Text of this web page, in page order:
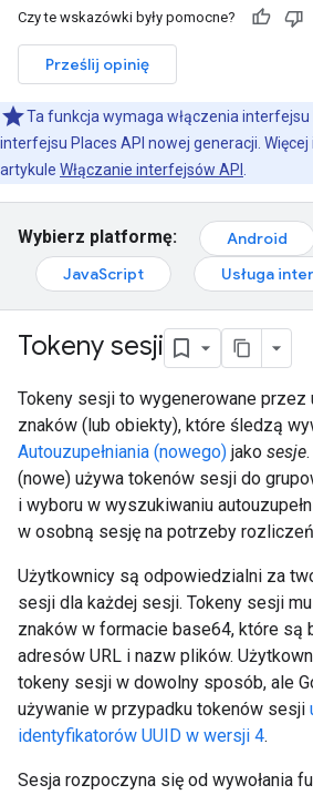
Czy te wskazówki były pomocne?
Prześlij opinię
Ta funkcja wymaga włączenia
interfejsu Places API nowej generacji.
artykule Włączanie interfejsów API
Wybierz platformę: Android
JavaScript
Usługa
Tokeny sesji
Tokeny sesji to wygenerowane przez
znaków (lub obiekty), które śledzą
Autouzupełniania (nowego) jako sesje
(nowe) używa tokenów sesji do
i wyboru w wyszukiwaniu
w osobną sesję na potrzeby
Użytkownicy są odpowiedzialni za
sesji dla każdej sesji. Tokeny sesji
znaków w formacie base64, które są
adresów URL i nazw plików.
tokeny sesji w dowolny sposób, ale
używanie w przypadku tokenów sesji
identyfikatorów UUID w wersji 4.
Sesja rozpoczyna się od wywołania